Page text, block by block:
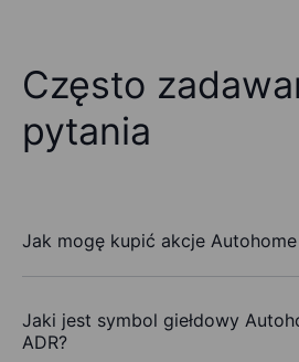
Często
pytania
Jak mogę kupić akcje Autohome
Jaki jest symbol giełdowy
ADR?